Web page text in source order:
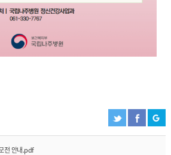
전 안내.pdf